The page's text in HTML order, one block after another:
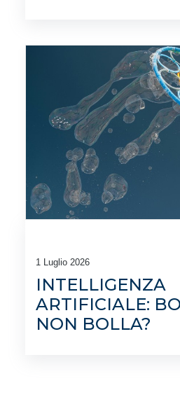
1 Luglio 2026
INTELLIGENZA
ARTIFICIALE:
NON BOLLA?